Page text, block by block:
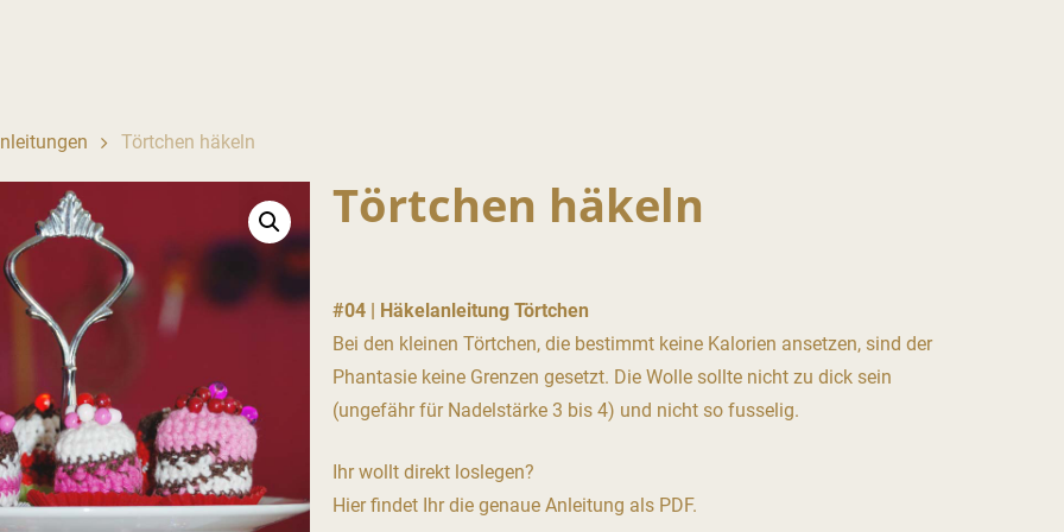
Törtchen häkeln
Törtchen häkeln
#04 | Häkelanleitung Törtchen
Bei den kleinen Törtchen, die bestimmt keine Kalorien ansetzen, sind der
Phantasie keine Grenzen gesetzt. Die Wolle sollte nicht zu dick sein
(ungefähr für Nadelstärke 3 bis 4) und nicht so fusselig.
Ihr wollt direkt loslegen?
Hier findet Ihr die genaue Anleitung als PDF.